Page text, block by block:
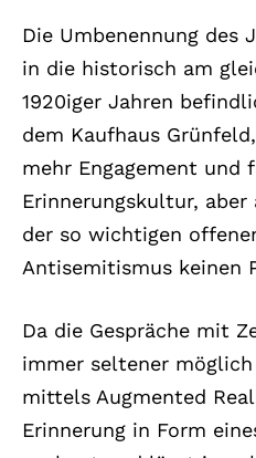
Die Umbenennung des
in die historisch am
1920iger Jahren
dem Kaufhaus
mehr Engagement und
Erinnerungskultur,
der so wichtigen
Antisemitismus keinen
Da die Gespräche mit
immer seltener
mittels Augmented
Erinnerung in Form